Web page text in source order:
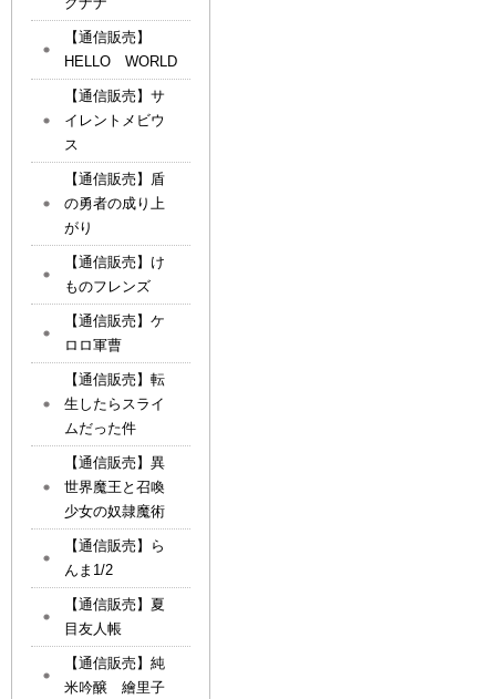
【通信販売】
HELLO WORLD
【通信販売】サ
イレントメビウ
ス
【通信販売】盾
の勇者の成り上
がり
【通信販売】け
ものフレンズ
【通信販売】ケ
ロロ軍曹
【通信販売】転
生したらスライ
ムだった件
【通信販売】異
世界魔王と召喚
少女の奴隷魔術
【通信販売】ら
んま1/2
【通信販売】夏
目友人帳
【通信販売】純
米吟醸 繪里子